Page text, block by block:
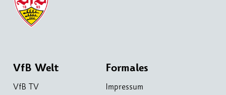
VfB Welt
VfB TV
Formales
Impressum